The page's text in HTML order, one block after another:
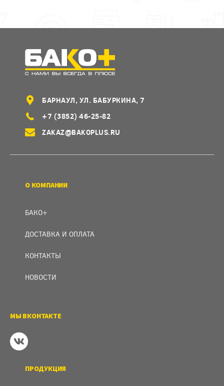
БАРНАУЛ, УЛ. БАБУРКИНА, 7
+7 (3852) 46-25-82
ZAKAZ@BAKOPLUS.RU
О КОМПАНИИ
БАКО+
ДОСТАВКА И ОПЛАТА
КОНТАКТЫ
НОВОСТИ
МЫ ВКОНТАКТЕ
ПРОДУКЦИЯ